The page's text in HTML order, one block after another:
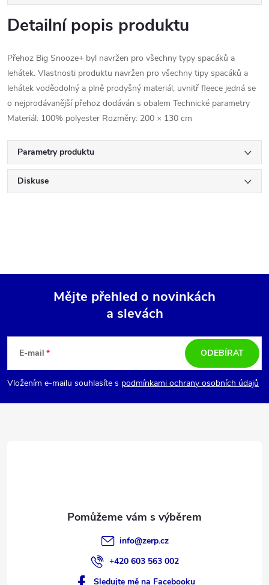
Detailní popis produktu
Přehoz Big Snooze+ byl navržen pro všechny typy spacáků a
lehátek. Vlastnosti produktu navržen pro všechny tipy spacáků a
lehátek voděodolný a plně prodyšný materiál, uvnitř fleece jedná se
o nejprodávanější přehoz dodáván s obalem Technické parametry
Materiál: 100% polyester Rozměry: 200 × 130 cm
Parametry produktu
Diskuse
p
a
Mějte přehled o novinkách
a slevách
E-mail
Vložením e-mailu souhlasíte s podmínkami ochrany osobních údajů
ODEBÍRAT
info@zerp.cz
+420 603 563 002
Sledujte mě na Facebooku